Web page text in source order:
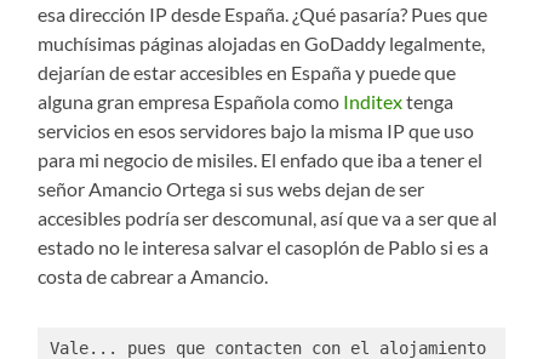
esa dirección IP desde España. ¿Qué pasaría? Pues que
muchísimas páginas alojadas en GoDaddy legalmente,
dejarían de estar accesibles en España y puede que
alguna gran empresa Española como Inditextenga
servicios en esos servidores bajo la misma IP que uso
para mi negocio de misiles. El enfado que iba a tener el
señor Amancio Ortega si sus webs dejan de ser
accesibles podría ser descomunal, así que va a ser que al
estado no le interesa salvar el casoplón de Pablo si es a
costa de cabrear a Amancio.
Vale... pues que contacten con el alojamiento